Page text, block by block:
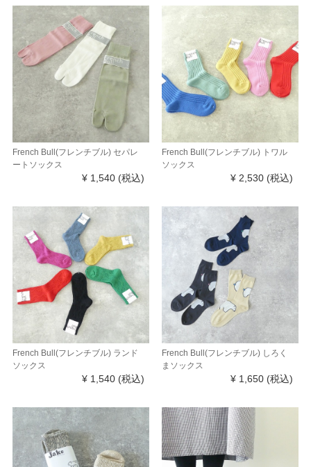
French Bull(フレンチブル) セパレ
ートソックス
¥ 1,540 (税込)
French Bull(フレンチブル) トワル
ソックス
¥ 2,530 (税込)
French Bull(フレンチブル) ランド
ソックス
¥ 1,540 (税込)
French Bull(フレンチブル) しろく
まソックス
¥ 1,650 (税込)